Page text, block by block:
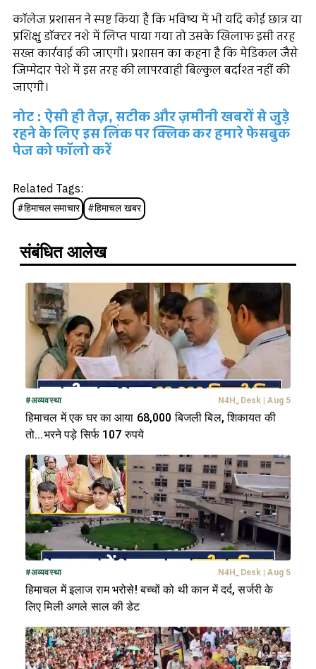
कॉलेज प्रशासन ने स्पष्ट किया है कि भविष्य में भी यदि कोई छात्र या
प्रशिक्षु डॉक्टर नशे में लिप्त पाया गया तो उसके खिलाफ इसी तरह
सख्त कार्रवाई की जाएगी। प्रशासन का कहना है कि मेडिकल जैसे
जिम्मेदार पेशे में इस तरह की लापरवाही बिल्कुल बर्दाश्त नहीं की
जाएगी।
नोट : ऐसी ही तेज़, सटीक और ज़मीनी खबरों से जुड़े
रहने के लिए इस लिंक पर क्लिक कर हमारे फेसबुक
पेज को फॉलो करें
Related Tags:
#हिमाचल समाचार #हिमाचल खबर
संबंधित आलेख
#अव्यवस्था N4H_Desk | Aug 5
हिमाचल में एक घर का आया 68,000 बिजली बिल, शिकायत की
तो...भरने पड़े सिर्फ 107 रुपये
#अव्यवस्था N4H_Desk | Aug 5
हिमाचल में इलाज राम भरोसे! बच्चों को थी कान में दर्द, सर्जरी के
लिए मिली अगले साल की डेट